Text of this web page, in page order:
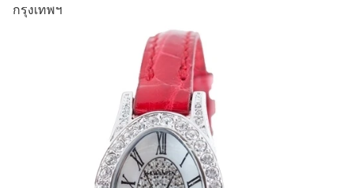
กรุงเทพฯ